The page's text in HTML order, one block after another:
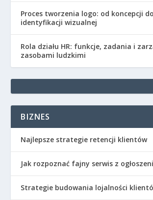
Proces tworzenia logo: od koncepcji
identyfikacji wizualnej
Rola działu HR: funkcje, zadania i
zasobami ludzkimi
BIZNES
Najlepsze strategie retencji klientów
Jak rozpoznać fajny serwis z
Strategie budowania lojalności